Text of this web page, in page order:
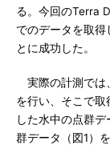
る。今回のTerra
でのデータを取得
とに成功した。
実際の計測では
を行い、そこで取
した水中の点群
群データ（図1）